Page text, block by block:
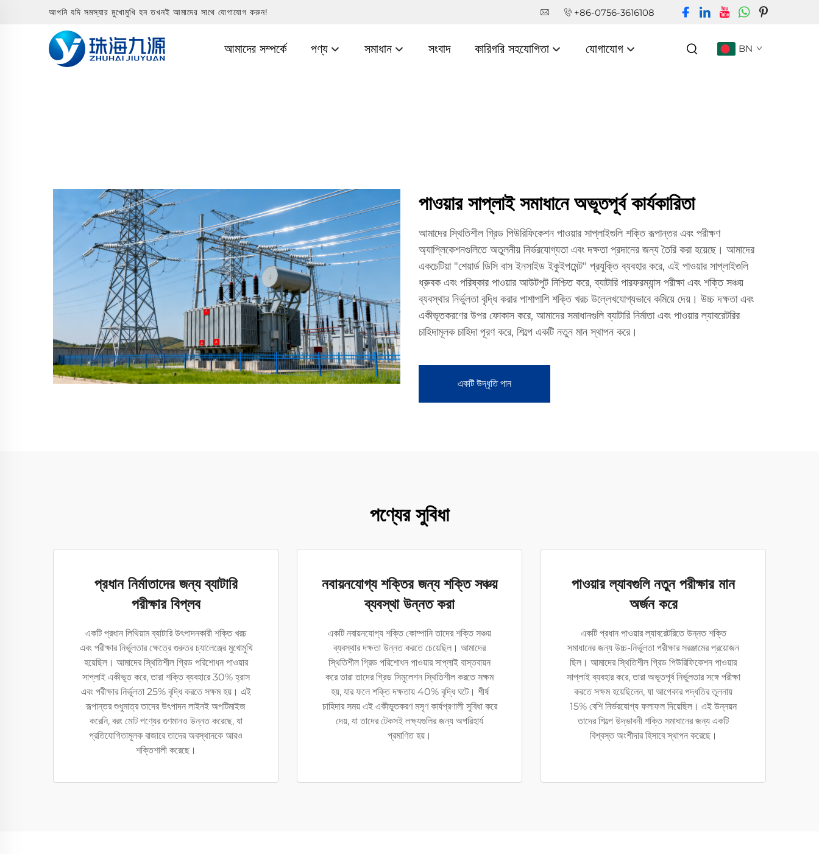
আপনি যদি সমস্যার মুখোমুখি হন তখনই আমাদের সাথে যোগাযোগ করুন! +86-0756-3616108
আমাদের সম্পর্কে পণ্য সমাধান সংবাদ কারিগরি সহযোগিতা যোগাযোগ BN
পাওয়ার সাপ্লাই সমাধানে অভূতপূর্ব কার্যকারিতা
আমাদের স্থিতিশীল গ্রিড পিউরিফিকেশন পাওয়ার সাপ্লাইগুলি শক্তি রূপান্তর এবং পরীক্ষণ
অ্যাপ্লিকেশনগুলিতে অতুলনীয় নির্ভরযোগ্যতা এবং দক্ষতা প্রদানের জন্য তৈরি করা হয়েছে। আমাদের
একচেটিয়া "শেয়ার্ড ডিসি বাস ইনসাইড ইকুইপমেন্ট" প্রযুক্তি ব্যবহার করে, এই পাওয়ার সাপ্লাইগুলি
ধ্রুবক এবং পরিষ্কার পাওয়ার আউটপুট নিশ্চিত করে, ব্যাটারি পারফরম্যান্স পরীক্ষা এবং শক্তি সঞ্চয়
ব্যবস্থার নির্ভুলতা বৃদ্ধি করার পাশাপাশি শক্তি খরচ উল্লেখযোগ্যভাবে কমিয়ে দেয়। উচ্চ দক্ষতা এবং
একীভূতকরণের উপর ফোকাস করে, আমাদের সমাধানগুলি ব্যাটারি নির্মাতা এবং পাওয়ার ল্যাবরেটরির
চাহিদামূলক চাহিদা পূরণ করে, শিল্পে একটি নতুন মান স্থাপন করে।
একটি উদ্ধৃতি পান
পণ্যের সুবিধা
প্রধান নির্মাতাদের জন্য ব্যাটারি
পরীক্ষার বিপ্লব
একটি প্রধান লিথিয়াম ব্যাটারি উৎপাদনকারী শক্তি খরচ
এবং পরীক্ষার নির্ভুলতার ক্ষেত্রে গুরুতর চ্যালেঞ্জের মুখোমুখি
হয়েছিল। আমাদের স্থিতিশীল গ্রিড পরিশোধন পাওয়ার
সাপ্লাই একীভূত করে, তারা শক্তি ব্যবহারে 30% হ্রাস
এবং পরীক্ষার নির্ভুলতা 25% বৃদ্ধি করতে সক্ষম হয়। এই
রূপান্তর শুধুমাত্র তাদের উৎপাদন লাইনই অপটিমাইজ
করেনি, বরং মোট পণ্যের গুণমানও উন্নত করেছে, যা
প্রতিযোগিতামূলক বাজারে তাদের অবস্থানকে আরও
শক্তিশালী করেছে।
নবায়নযোগ্য শক্তির জন্য শক্তি সঞ্চয়
ব্যবস্থা উন্নত করা
একটি নবায়নযোগ্য শক্তি কোম্পানি তাদের শক্তি সঞ্চয়
ব্যবস্থার দক্ষতা উন্নত করতে চেয়েছিল। আমাদের
স্থিতিশীল গ্রিড পরিশোধন পাওয়ার সাপ্লাই বাস্তবায়ন
করে তারা তাদের গ্রিড সিমুলেশন স্থিতিশীল করতে সক্ষম
হয়, যার ফলে শক্তি দক্ষতায় 40% বৃদ্ধি ঘটে। শীর্ষ
চাহিদার সময় এই একীভূতকরণ মসৃণ কার্যপ্রণালী সুবিধা করে
দেয়, যা তাদের টেকসই লক্ষ্যগুলির জন্য অপরিহার্য
প্রমাণিত হয়।
পাওয়ার ল্যাবগুলি নতুন পরীক্ষার মান
অর্জন করে
একটি প্রধান পাওয়ার ল্যাবরেটরিতে উন্নত শক্তি
সমাধানের জন্য উচ্চ-নির্ভুলতা পরীক্ষার সরঞ্জামের প্রয়োজন
ছিল। আমাদের স্থিতিশীল গ্রিড পিউরিফিকেশন পাওয়ার
সাপ্লাই ব্যবহার করে, তারা অভূতপূর্ব নির্ভুলতার সঙ্গে পরীক্ষা
করতে সক্ষম হয়েছিলেন, যা আগেকার পদ্ধতির তুলনায়
15% বেশি নির্ভরযোগ্য ফলাফল দিয়েছিল। এই উন্নয়ন
তাদের শিল্পে উদ্ভাবনী শক্তি সমাধানের জন্য একটি
বিশ্বস্ত অংশীদার হিসাবে স্থাপন করেছে।